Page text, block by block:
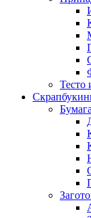
Тесто
Бумага